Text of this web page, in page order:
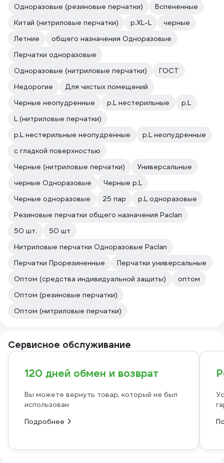
Одноразовые (резиновые перчатки)
Вспененные
Китай (нитриловые перчатки)
р.XL-L
черные
Летние
общего назначения Одноразовые
Перчатки одноразовые
Одноразовые (нитриловые перчатки)
ГОСТ
Недорогие
Для чистых помещений
Черные неопудренные
р.L нестерильные
р.L
L (нитриловые перчатки)
р.L нестерильные неопудренные
р.L неопудренные
с гладкой поверхностью
Черные (нитриловые перчатки)
Универсальные
черные Одноразовые
Черные р.L
Черные одноразовые
25 пар
р.L одноразовые
Резиновые перчатки общего назначения Paclan
50 шт.
50 шт
Нитриловые перчатки Одноразовые Paclan
Перчатки Прорезиненные
Перчатки универсальные
Оптом (средства индивидуальной защиты)
оптом
Оптом (резиновые перчатки)
Оптом (нитриловые перчатки)
Сервисное обслуживание
120 дней обмен и возврат
Вы можете вернуть товар, который не был
использован
Подробнее